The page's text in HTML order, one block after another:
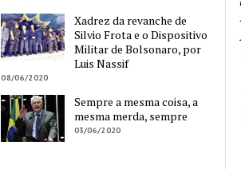
Xadrez da revanche de
Silvio Frota e o Dispositivo
Militar de Bolsonaro, por
Luis Nassif
08/06/2020
Sempre a mesma coisa, a
mesma merda, sempre
03/06/2020